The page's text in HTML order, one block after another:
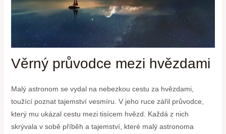
Věrný průvodce mezi hvězdami
Malý astronom se vydal na nebezkou cestu za hvězdami,
toužící poznat tajemství vesmíru. V jeho ruce zářil průvodce,
který mu ukázal cestu mezi tisícem hvězd. Každá z nich
skrývala v sobě příběh a tajemství, které malý astronoma